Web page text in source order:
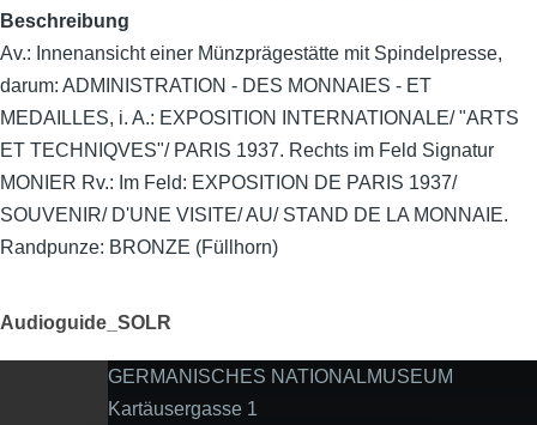
Beschreibung
Av.: Innenansicht einer Münzprägestätte mit Spindelpresse,
darum: ADMINISTRATION - DES MONNAIES - ET
MEDAILLES, i. A.: EXPOSITION INTERNATIONALE/ "ARTS
ET TECHNIQVES"/ PARIS 1937. Rechts im Feld Signatur
MONIER Rv.: Im Feld: EXPOSITION DE PARIS 1937/
SOUVENIR/ D'UNE VISITE/ AU/ STAND DE LA MONNAIE.
Randpunze: BRONZE (Füllhorn)
Audioguide_SOLR
GERMANISCHES NATIONALMUSEUM
Kartäusergasse 1